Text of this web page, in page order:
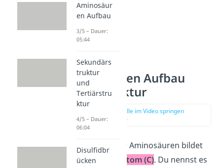
Aminosäuren Aufbau
Grundstruktur
zur Stelle im Video springen
(01:10)
Das Zentrum der Aminosäuren bildet
Kohlenstoffatom (C). Du nennst es
Aminosäur
en Aufbau
3/5 – Dauer:
05:44
Sekundärs
truktur
und
Tertiärstru
ktur
4/5 – Dauer:
06:04
Disulfidbr
ücken